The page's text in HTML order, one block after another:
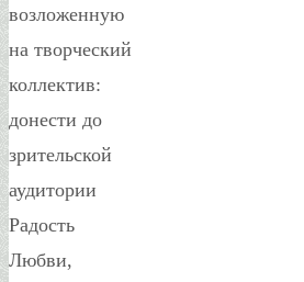
возложенную
на творческий
коллектив:
донести до
зрительской
аудитории
Радость
Любви,